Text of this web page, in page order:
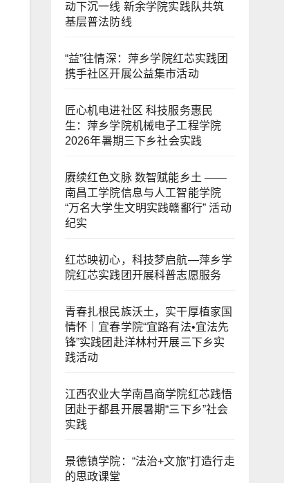
动下沉一线 新余学院实践队共筑
基层普法防线
“益”往情深：萍乡学院红芯实践团
携手社区开展公益集市活动
匠心机电进社区 科技服务惠民
生：萍乡学院机械电子工程学院
2026年暑期三下乡社会实践
赓续红色文脉 数智赋能乡土 ——
南昌工学院信息与人工智能学院
“万名大学生文明实践赣鄱行” 活动
纪实
红芯映初心，科技梦启航—萍乡学
院红芯实践团开展科普志愿服务
青春扎根民族沃土，实干厚植家国
情怀｜宜春学院“宜路有法•宜法先
锋”实践团赴洋林村开展三下乡实
践活动
江西农业大学南昌商学院红芯践悟
团赴于都县开展暑期“三下乡”社会
实践
景德镇学院：“法治+文旅”打造行走
的思政课堂